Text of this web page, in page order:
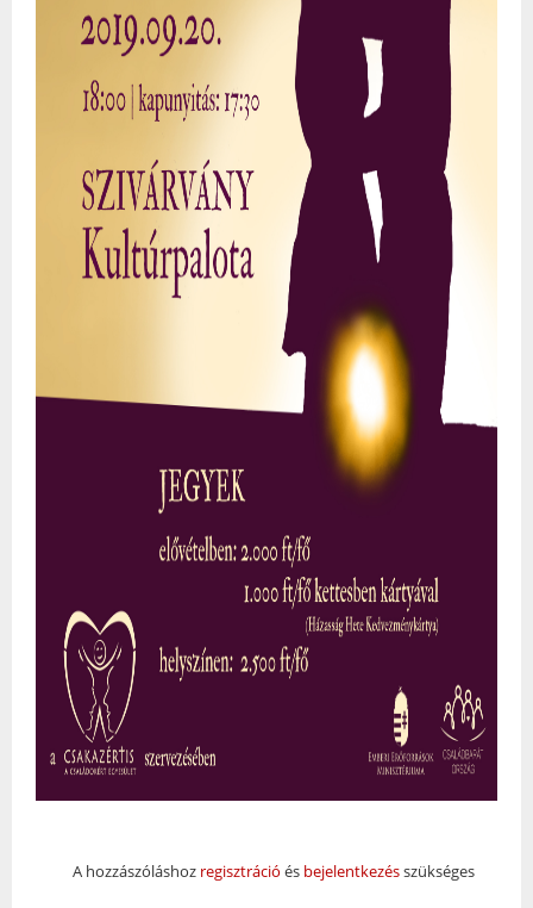
A hozzászóláshoz regisztráció és bejelentkezésszükséges